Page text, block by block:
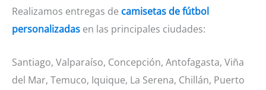
Realizamos entregas de camisetas de fútbol
personalizadas en las principales ciudades:
Santiago, Valparaíso, Concepción, Antofagasta, Viña
del Mar, Temuco, Iquique, La Serena, Chillán, Puerto